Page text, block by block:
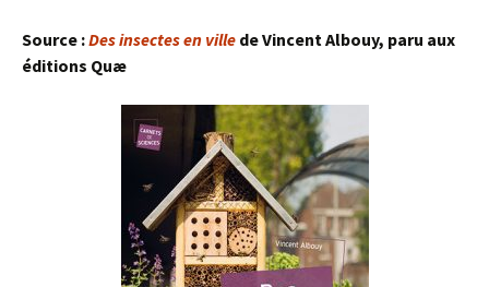
Source :Des insectes en ville de Vincent Albouy, paru aux
éditions Quæ